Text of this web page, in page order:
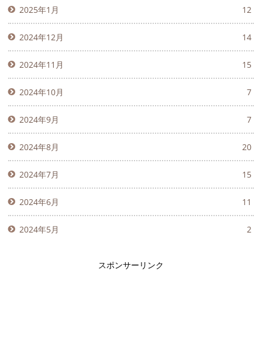
2025年1月 12
2024年12月 14
2024年11月 15
2024年10月 7
2024年9月 7
2024年8月 20
2024年7月 15
2024年6月 11
2024年5月 2
スポンサーリンク